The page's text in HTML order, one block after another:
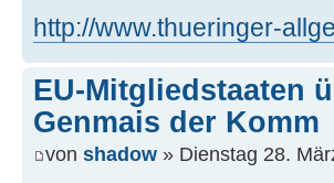
http://www.thueringer-
EU-Mitgliedstaaten
Genmais der Komm
von shadow » Dienstag 28.